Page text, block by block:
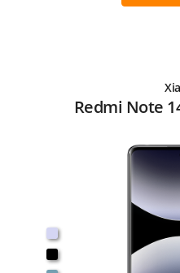
Redmi Note